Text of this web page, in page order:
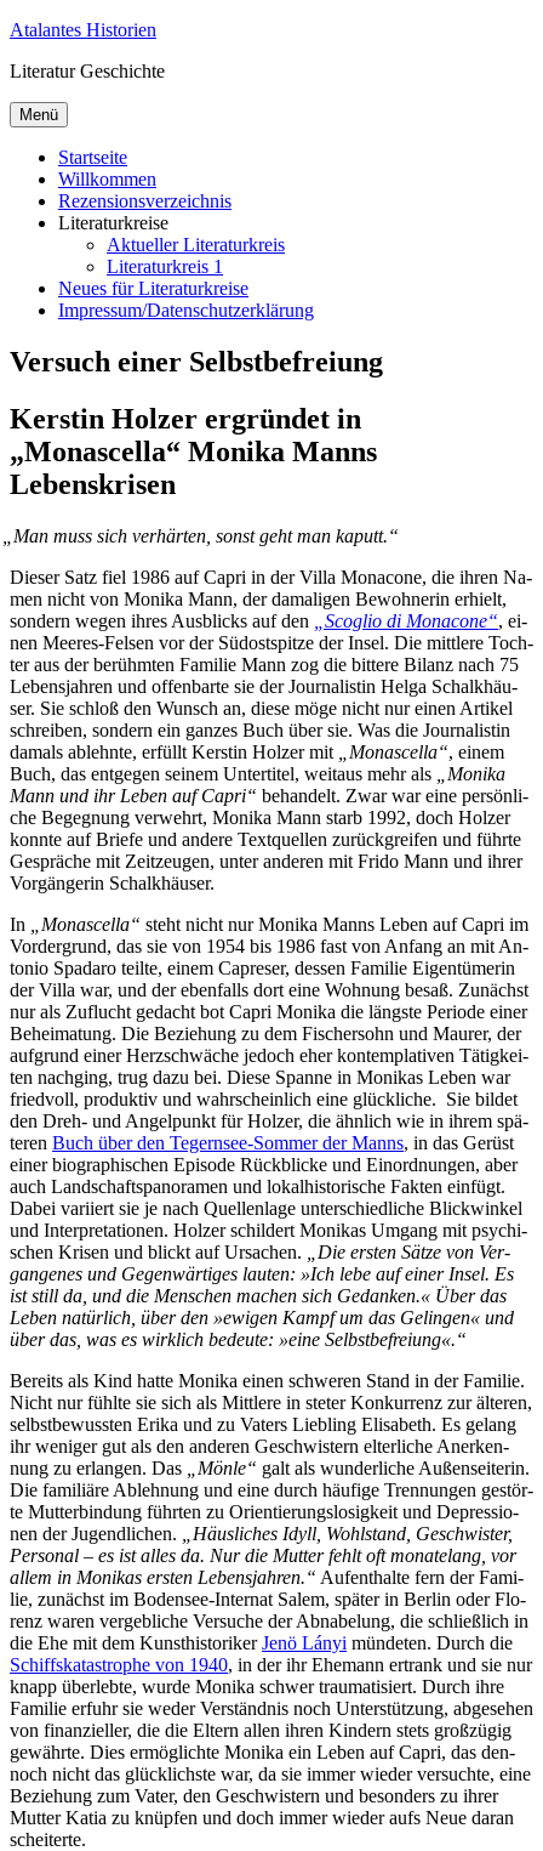
Zum
springen
Atalantes Historien
Literatur Geschichte
Menü
Startseite
Willkommen
Rezensionsverzeichnis
Literaturkreise
Aktueller Literaturkreis
Literaturkreis 1
Neues für Literaturkreise
Impressum/Datenschutzerklärung
Versuch einer Selbstbefreiung
Kerstin Holzer ergründet in
„Monascella“ Monika Manns
Lebenskrisen
Man muss sich ver­här­ten, sonst geht man kaputt.“
Die­ser Satz fiel 1986 auf Ca­pri in der Vil­la Mo­na­co­ne, die ih­ren Na­
men nicht von Mo­ni­ka Mann, der da­ma­li­gen Be­woh­ne­rin er­hielt,
son­dern we­gen ih­res Aus­blicks auf den
„Sco­glio di Mo­na­co­ne“, ei­
nen Mee­res-Fel­sen vor der Süd­ost­spit­ze der In­sel. Die mitt­le­re Toch­
ter aus der be­rühm­ten Fa­mi­lie Mann zog die bit­te­re Bi­lanz nach 75
Le­bens­jah­ren und of­fen­bar­te sie der Jour­na­lis­tin Hel­ga Schalk­häu­
ser. Sie schloß den Wunsch an, die­se mö­ge nicht nur ei­nen Ar­ti­kel
schrei­ben, son­dern ein gan­zes Buch über sie. Was die Jour­na­lis­tin
da­mals ab­lehn­te, er­füllt Kers­tin Hol­zer mit
„Mo­nas­cel­la“, ei­nem
Buch, das ent­ge­gen sei­nem Un­ter­ti­tel, weit­aus mehr als
„Mo­ni­ka
Mann und ihr Le­ben auf Ca­pri“ be­han­delt. Zwar war ei­ne per­sön­li­
che Be­geg­nung ver­wehrt, Mo­ni­ka Mann starb 1992, doch Hol­zer
konn­te auf Brie­fe und an­de­re Text­quel­len zu­rück­grei­fen und führ­te
Ge­sprä­che mit Zeit­zeu­gen, un­ter an­de­ren mit Fri­do Mann und ih­rer
Vor­gän­ge­rin Schalkhäuser.
In
„Mo­nas­cel­la“ steht nicht nur Mo­ni­ka Manns Le­ben auf Ca­pri im
Vor­der­grund, das sie von 1954 bis 1986 fast von An­fang an mit An­
to­nio Spa­da­ro teil­te, ei­nem Ca­p­re­ser, des­sen Fa­mi­lie Ei­gen­tü­me­rin
der Vil­la war, und der eben­falls dort ei­ne Woh­nung be­saß. Zu­nächst
nur als Zu­flucht ge­dacht bot Ca­pri Mo­ni­ka die längs­te Pe­ri­ode ei­ner
Be­hei­ma­tung. Die Be­zie­hung zu dem Fi­scher­sohn und Mau­rer, der
auf­grund ei­ner Herz­schwä­che je­doch eher kon­tem­pla­ti­ven Tä­tig­kei­
ten nach­ging, trug da­zu bei. Die­se Span­ne in Mo­ni­kas Le­ben war
fried­voll, pro­duk­tiv und wahr­schein­lich ei­ne glück­li­che. Sie bil­det
den Dreh- und An­gel­punkt für Hol­zer, die ähn­lich wie in ih­rem spä­
te­ren Buch über den Te­gern­see-Som­mer der Manns, in das Ge­rüst
ei­ner bio­gra­phi­schen Epi­so­de Rück­bli­cke und Ein­ord­nun­gen, aber
auch Land­schafts­pan­ora­men und lo­kal­his­to­ri­sche Fak­ten ein­fügt.
Da­bei va­ri­iert sie je nach Quel­len­la­ge un­ter­schied­li­che Blick­win­kel
und In­ter­pre­ta­tio­nen. Hol­zer schil­dert Mo­ni­kas Um­gang mit psy­chi­
schen Kri­sen und blickt auf Ur­sa­chen.
„Die ers­ten Sät­ze von Ver­
gan­ge­nes und Ge­gen­wär­ti­ges lau­ten: »Ich le­be auf ei­ner In­sel. Es
ist still da, und die Men­schen ma­chen sich Ge­dan­ken.« Über das
Le­ben na­tür­lich, über den »ewi­gen Kampf um das Ge­lin­gen« und
über das, was es wirk­lich be­deu­te: »ei­ne Selbstbefreiung«.“
Be­reits als Kind hat­te Mo­ni­ka ei­nen schwe­ren Stand in der Fa­mi­lie.
Nicht nur fühl­te sie sich als Mitt­le­re in ste­ter Kon­kur­renz zur äl­te­ren,
selbst­be­wuss­ten Eri­ka und zu Va­ters Lieb­ling Eli­sa­beth. Es ge­lang
ihr we­ni­ger gut als den an­de­ren Ge­schwis­tern el­ter­li­che An­er­ken­
nung zu er­lan­gen. Das
„Mön­le“ galt als wun­der­li­che Au­ßen­sei­te­rin.
Die fa­mi­liä­re Ab­leh­nung und ei­ne durch häu­fi­ge Tren­nun­gen ge­stör­
te Mut­ter­bin­dung führ­ten zu Ori­en­tie­rungs­lo­sig­keit und De­pres­sio­
nen der Ju­gend­li­chen.
„Häus­li­ches Idyll, Wohl­stand, Ge­schwis­ter,
Per­so­nal – es ist al­les da. Nur die Mut­ter fehlt oft mo­na­te­lang, vor
al­lem in Mo­ni­kas ers­ten Le­bens­jah­ren.“ Auf­ent­hal­te fern der Fa­mi­
lie, zu­nächst im Bo­den­see-In­ter­nat Sa­lem, spä­ter in Ber­lin oder Flo­
renz wa­ren ver­geb­li­che Ver­su­che der Ab­na­be­lung, die schließ­lich in
die Ehe mit dem Kunst­his­to­ri­kerJe­nö Lá­nyi mün­de­ten. Durch die
Schiffs­ka­ta­stro­phe von 1940, in der ihr Ehe­mann er­trank und sie nur
knapp über­leb­te, wur­de Mo­ni­ka schwer trau­ma­ti­siert. Durch ih­re
Fa­mi­lie er­fuhr sie we­der Ver­ständ­nis noch Un­ter­stüt­zung, ab­ge­se­hen
von fi­nan­zi­el­ler, die die El­tern al­len ih­ren Kin­dern stets groß­zü­gig
ge­währ­te. Dies er­mög­lich­te Mo­ni­ka ein Le­ben auf Ca­pri, das den­
noch nicht das glück­lichs­te war, da sie im­mer wie­der ver­such­te, ei­ne
Be­zie­hung zum Va­ter, den Ge­schwis­tern und be­son­ders zu ih­rer
Mut­ter Ka­tia zu knüp­fen und doch im­mer wie­der aufs Neue dar­an
scheiterte.